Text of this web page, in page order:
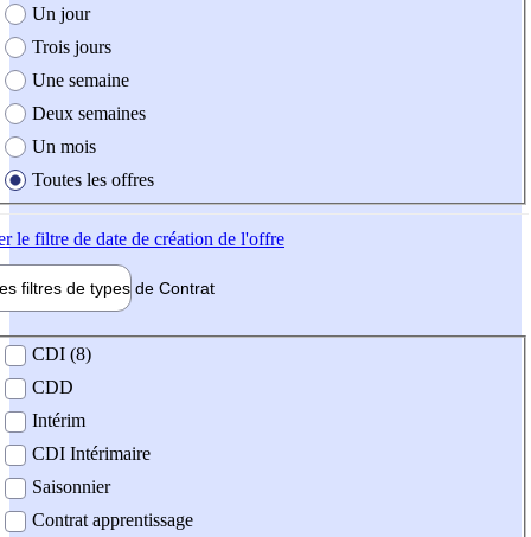
création de l'offre
Un jour
Trois jours
Une semaine
Deux semaines
Un mois
Toutes les offres
le filtre de date de création de l'offre
filtres de types de Contrat
contrat
CDI (8)
CDD
Intérim
CDI Intérimaire
Saisonnier
Contrat apprentissage